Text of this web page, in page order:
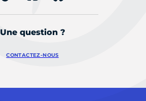
Une question ?
CONTACTEZ-NOUS